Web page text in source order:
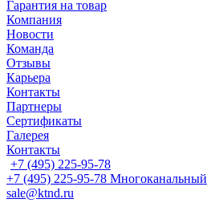
Гарантия на товар
Компания
Новости
Команда
Отзывы
Карьера
Контакты
Партнеры
Сертификаты
Галерея
Контакты
+7 (495) 225-95-78
+7 (495) 225-95-78 Многоканальный
sale@ktnd.ru